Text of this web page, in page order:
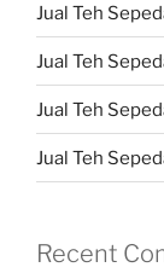
Jual Teh
Jual Teh
Jual Teh
Jual Teh
Recent